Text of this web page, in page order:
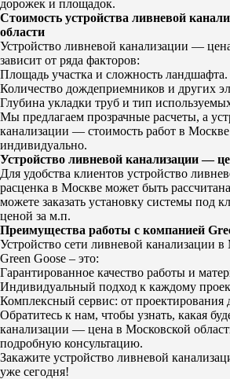
дорожек и площадок.
Стоимость устройства ливневой
области
Устройство ливневой канализации —
зависит от ряда факторов:
Площадь участка и сложность ландшафта.
Количество дождеприемников и других
Глубина укладки труб и тип
Мы предлагаем прозрачные расчеты, а
канализации — стоимость работ в Москве
индивидуально.
Устройство ливневой канализации —
Для удобства клиентов устройство
расценка в Москве может быть
можете заказать установку системы под
ценой за м.п.
Преимущества работы с компанией
Устройство сети ливневой канализации
Green Goose – это:
Гарантированное качество работы и
Индивидуальный подход к каждому
Комплексный сервис: от
Обратитесь к нам, чтобы узнать, какая
канализации — цена в Московской
подробную консультацию.
Закажите устройство ливневой
уже сегодня!